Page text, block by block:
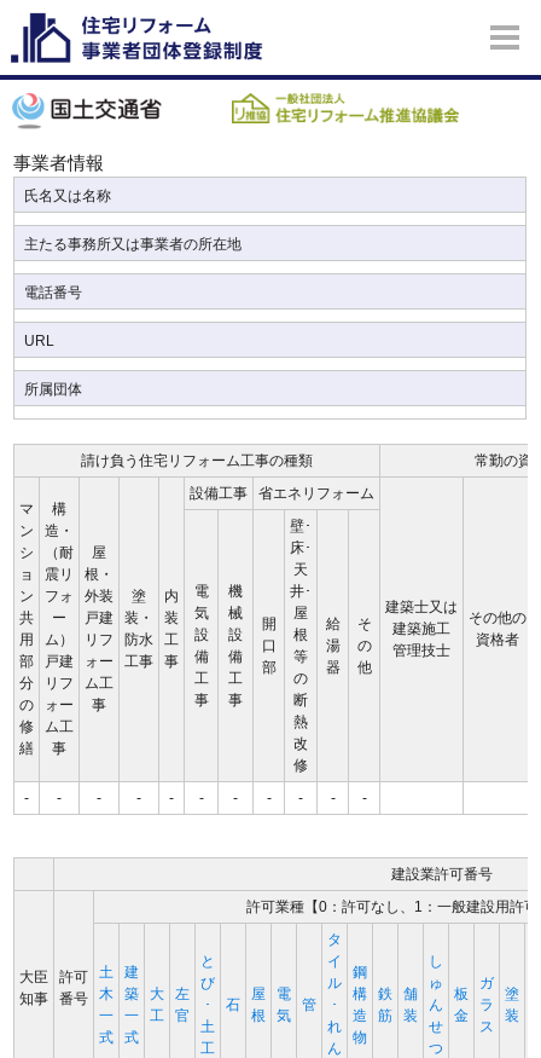
事業者情報
氏名又は名称
主たる事務所又は事業者の所在地
電話番号
URL
所属団体
請け負う住宅リフォーム工事の種類 常勤の資
マ
ン
シ
ョ
ン
共
用
部
分
の
修
繕
構
造・
（耐
震リ
フォ
ー
ム）
戸建
リフ
ォー
ム工
事
屋
根・
外装
戸建
リフ
ォー
ム工
事
塗
装・
防水
工事
内
装
工
事
設備工事 省エネリフォーム
建築士又は
建築施工
管理技士
その他の
資格者
電
気
設
備
工
事
機
械
設
備
工
事
開
口
部
壁･
床･
天
井･
屋
根
等
の
断
熱
改
修
給
湯
器
そ
の
他
- - - - - - - - - - -
建設業許可番号
大臣
知事
許可
番号
許可業種【0：許可なし、1：一般建設用許
土
木
一
式
建
築
一
式
大
工
左
官
と
び
･
土
工
石
屋
根
電
気
管
タ
イ
ル
･
れ
ん
鋼
構
造
物
鉄
筋
舗
装
し
ゅ
ん
せ
つ
板
金
ガ
ラ
ス
塗
装